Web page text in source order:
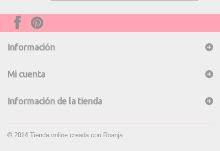
Información
© 2014 Tienda online creada con Roanja
Mi cuenta
Información de la tienda